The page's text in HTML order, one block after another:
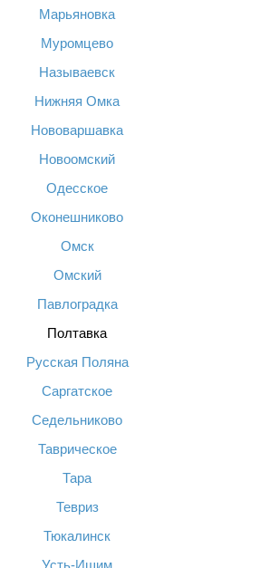
Марьяновка
Муромцево
Называевск
Нижняя Омка
Нововаршавка
Новоомский
Одесское
Оконешниково
Омск
Омский
Павлоградка
Полтавка
Русская Поляна
Саргатское
Седельниково
Таврическое
Тара
Тевриз
Тюкалинск
Усть-Ишим